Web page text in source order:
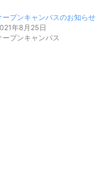
ープンキャンパスのお知らせ
年8月25日
ープンキャンパス